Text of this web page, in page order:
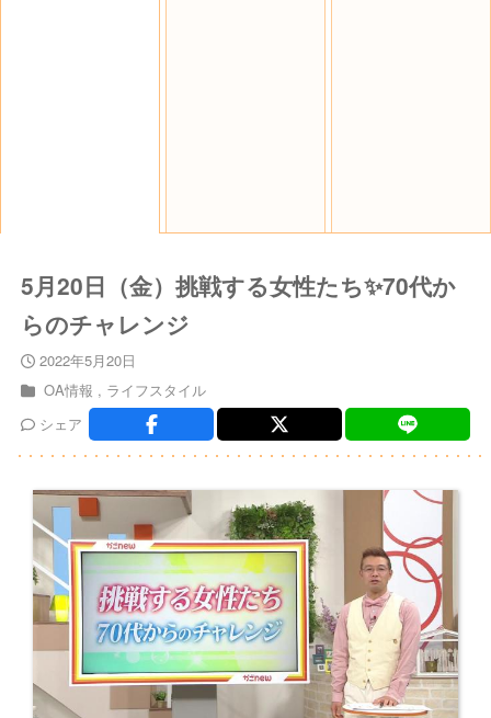
5月20日（金）挑戦する女性たち✨70代か
らのチャレンジ
2022年5月20日
OA情報
ライフスタイル
シェア